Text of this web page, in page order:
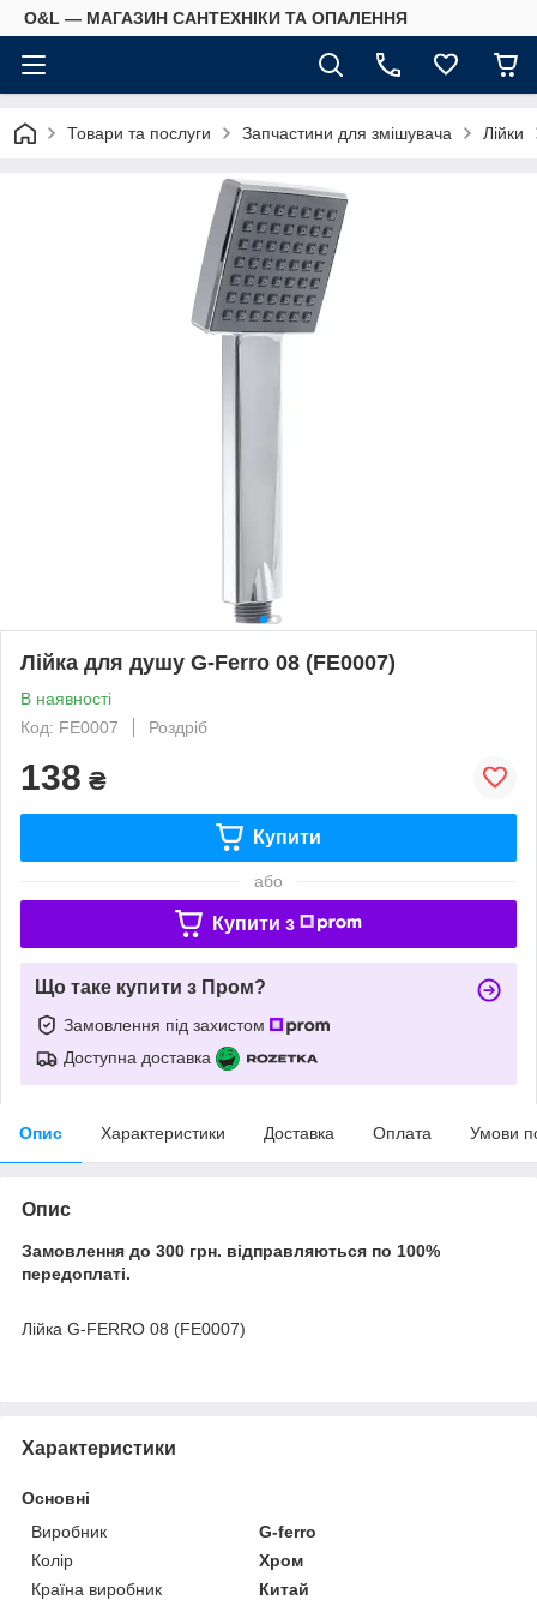
O&L — МАГАЗИН САНТЕХНІКИ ТА ОПАЛЕННЯ
Товари та послуги Запчастини для змішувача Лійки
Лійка для душу G-Ferro 08 (FE0007)
В наявності
Код: FE0007
Роздріб
138 ₴
Купити
або
Купити з
Що таке купити з Пром?
Замовлення під захистом
Доступна доставка
Опис Характеристики Доставка Оплата Умови
Опис
Замовлення до 300 грн. відправляються по 100%
передоплаті.
Лійка G-FERRO 08 (FE0007)
Характеристики
Основні
Виробник
G-ferro
Колір
Хром
Країна виробник
Китай